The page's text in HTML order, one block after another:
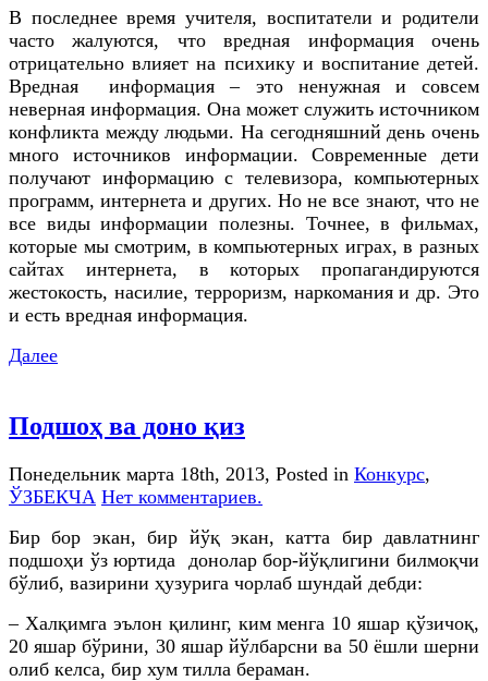
В последнее время учителя, воспитатели и родители
часто жалуются, что вредная информация очень
отрицательно влияет на психику и воспитание детей.
Вредная информация – это ненужная и совсем
неверная информация. Она может служить источником
конфликта между людьми. На сегодняшний день очень
много источников информации. Современные дети
получают информацию с телевизора, компьютерных
программ, интернета и других. Но не все знают, что не
все виды информации полезны. Точнее, в фильмах,
которые мы смотрим, в компьютерных играх, в разных
сайтах интернета, в которых пропагандируются
жестокость, насилие, терроризм, наркомания и др. Это
и есть вредная информация.
Далее
Подшоҳ ва доно қиз
Понедельник марта 18th, 2013, Posted in Конкурс,
ЎЗБЕКЧА Нет комментариев.
Бир бор экан, бир йўқ экан, катта бир давлатнинг
подшоҳи ўз юртида донолар бор-йўқлигини билмоқчи
бўлиб, вазирини ҳузурига чорлаб шундай дебди:
– Халқимга эълон қилинг, ким менга 10 яшар қўзичоқ,
20 яшар бўрини, 30 яшар йўлбарсни ва 50 ёшли шерни
олиб келса, бир хум тилла бераман.